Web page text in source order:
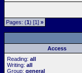
Pages: (1) [1] »
Access
Reading: all
Writing: all
Group: general